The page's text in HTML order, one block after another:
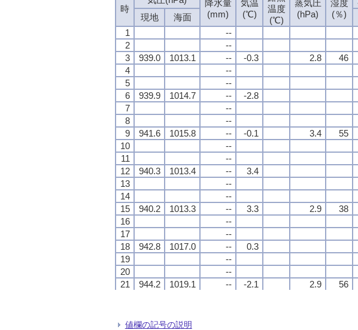
時
降水量
(mm)
気温
(℃)
温度
(℃)
蒸気圧
(hPa)
湿度
(％)
現地 海面
1
--
2
--
3
939.0 1013.1 -- -0.3 2.8 46
4
--
5
--
6
939.9 1014.7 -- -2.8
7
--
8
--
9
941.6 1015.8 -- -0.1 3.4 55
10
--
11
--
12
940.3 1013.4 -- 3.4
13
--
14
--
15
940.2 1013.3 -- 3.3 2.9 38
16
--
17
--
18
942.8 1017.0 -- 0.3
19
--
20
--
21
944.2 1019.1 -- -2.1 2.9 56
24
944.7 1020.4
時
降水量
(mm)
気温
(℃)
温度
(℃)
蒸気圧
(hPa)
湿度
(％)
現地 海面
1
--
2
--
3
939.0 1013.1 -- -0.3 2.8 46
4
--
5
--
6
939.9 1014.7 -- -2.8
7
--
8
--
9
941.6 1015.8 -- -0.1 3.4 55
10
--
11
--
12
940.3 1013.4 -- 3.4
13
--
14
--
15
940.2 1013.3 -- 3.3 2.9 38
16
--
17
--
18
942.8 1017.0 -- 0.3
19
--
20
--
21
944.2 1019.1 -- -2.1 2.9 56
24
944.7 1020.4
時
降水量
(mm)
気温
(℃)
温度
(℃)
蒸気圧
(hPa)
湿度
(％)
現地 海面
1
--
2
--
3
939.0 1013.1 -- -0.3 2.8 46
4
--
5
--
6
939.9 1014.7 -- -2.8
7
--
8
--
9
941.6 1015.8 -- -0.1 3.4 55
10
--
11
--
12
940.3 1013.4 -- 3.4
13
--
14
--
15
940.2 1013.3 -- 3.3 2.9 38
16
--
17
--
18
942.8 1017.0 -- 0.3
19
--
20
--
21
944.2 1019.1 -- -2.1 2.9 56
24
944.7 1020.4
時
降水量
(mm)
気温
(℃)
温度
(℃)
蒸気圧
(hPa)
湿度
(％)
現地 海面
1
--
2
--
3
939.0 1013.1 -- -0.3 2.8 46
4
--
5
--
6
939.9 1014.7 -- -2.8
7
--
8
--
9
941.6 1015.8 -- -0.1 3.4 55
10
--
11
--
12
940.3 1013.4 -- 3.4
13
--
14
--
15
940.2 1013.3 -- 3.3 2.9 38
16
--
17
--
18
942.8 1017.0 -- 0.3
19
--
20
--
21
944.2 1019.1 -- -2.1 2.9 56
24
944.7 1020.4
値欄の記号の説明